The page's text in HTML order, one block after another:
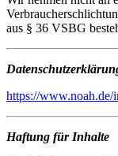
aus § 36 VSBG
https://www.noah.de/
Haftung für Inhalte